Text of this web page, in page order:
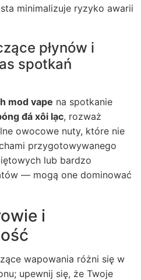
minimalizuje ryzyko awarii
płynów i
spotkań
mod vape na spotkanie
đá xôi lạc, rozważ
owocowe nuty, które nie
przygotowywanego
lub bardzo
— mogą one dominować
i
wapowania różni się w
upewnij się, że Twoje